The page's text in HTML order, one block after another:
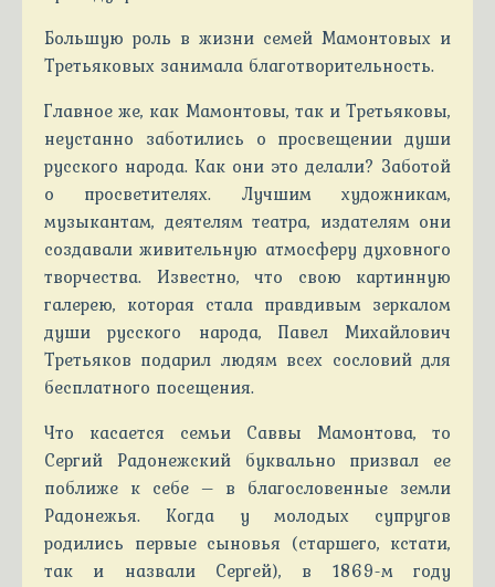
Большую роль в жизни семей Мамонтовых и
Третьяковых занимала благотворительность.
Главное же, как Мамонтовы, так и Третьяковы,
неустанно заботились о просвещении души
русского народа. Как они это делали? Заботой
о просветителях. Лучшим художникам,
музыкантам, деятелям театра, издателям они
создавали живительную атмосферу духовного
творчества. Известно, что свою картинную
галерею, которая стала правдивым зеркалом
души русского народа, Павел Михайлович
Третьяков подарил людям всех сословий для
бесплатного посещения.
Что касается семьи Саввы Мамонтова, то
Сергий Радонежский буквально призвал ее
поближе к себе – в благословенные земли
Радонежья. Когда у молодых супругов
родились первые сыновья (старшего, кстати,
так и назвали Сергей), в 1869-м году